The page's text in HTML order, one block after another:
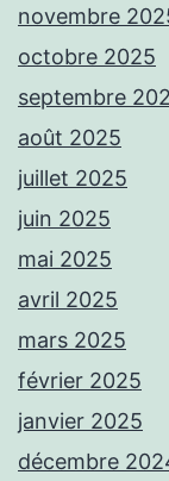
novembre
octobre 2025
septembre
août 2025
juillet 2025
juin 2025
mai 2025
avril 2025
mars 2025
février 2025
janvier 2025
décembre